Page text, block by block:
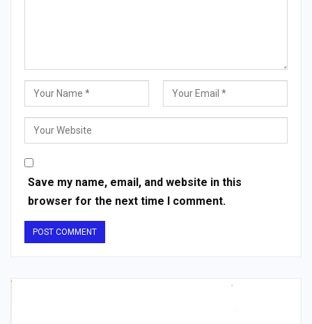
Save my name, email, and website in this
browser for the next time I comment.